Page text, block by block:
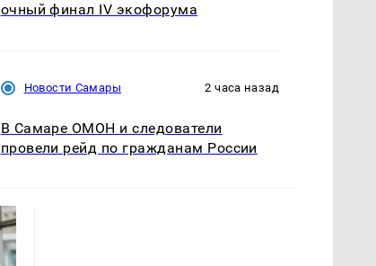
очный финал IV экофорума
Новости Самары 2 часа назад
В Самаре ОМОН и следователи
провели рейд по гражданам России